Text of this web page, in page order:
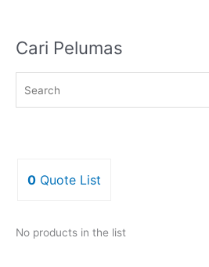
Cari Pelumas
0 Quote List
No products in the list